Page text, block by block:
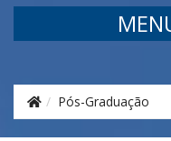
Pós-Graduação